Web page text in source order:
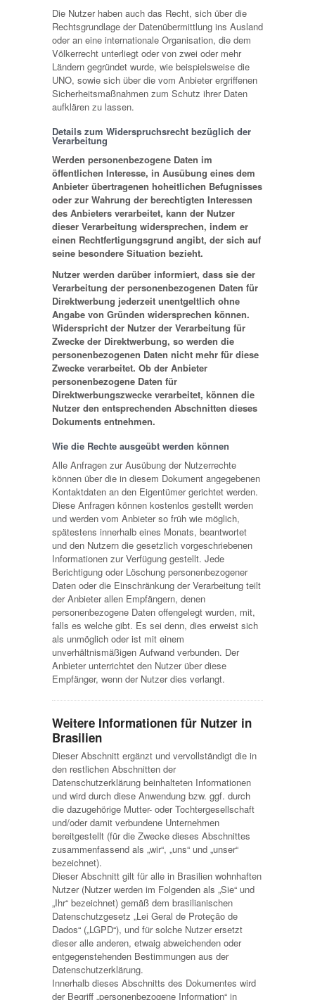
Die Nutzer haben auch das Recht, sich über die
Rechtsgrundlage der Datenübermittlung ins Ausland
oder an eine internationale Organisation, die dem
Völkerrecht unterliegt oder von zwei oder mehr
Ländern gegründet wurde, wie beispielsweise die
UNO, sowie sich über die vom Anbieter ergriffenen
Sicherheitsmaßnahmen zum Schutz ihrer Daten
aufklären zu lassen.
Details zum Widerspruchsrecht bezüglich der
Verarbeitung
Werden personenbezogene Daten im
öffentlichen Interesse, in Ausübung eines dem
Anbieter übertragenen hoheitlichen Befugnisses
oder zur Wahrung der berechtigten Interessen
des Anbieters verarbeitet, kann der Nutzer
dieser Verarbeitung widersprechen, indem er
einen Rechtfertigungsgrund angibt, der sich auf
seine besondere Situation bezieht.
Nutzer werden darüber informiert, dass sie der
Verarbeitung der personenbezogenen Daten für
Direktwerbung jederzeit unentgeltlich ohne
Angabe von Gründen widersprechen können.
Widerspricht der Nutzer der Verarbeitung für
Zwecke der Direktwerbung, so werden die
personenbezogenen Daten nicht mehr für diese
Zwecke verarbeitet. Ob der Anbieter
personenbezogene Daten für
Direktwerbungszwecke verarbeitet, können die
Nutzer den entsprechenden Abschnitten dieses
Dokuments entnehmen.
Wie die Rechte ausgeübt werden können
Alle Anfragen zur Ausübung der Nutzerrechte
können über die in diesem Dokument angegebenen
Kontaktdaten an den Eigentümer gerichtet werden.
Diese Anfragen können kostenlos gestellt werden
und werden vom Anbieter so früh wie möglich,
spätestens innerhalb eines Monats, beantwortet
und den Nutzern die gesetzlich vorgeschriebenen
Informationen zur Verfügung gestellt. Jede
Berichtigung oder Löschung personenbezogener
Daten oder die Einschränkung der Verarbeitung teilt
der Anbieter allen Empfängern, denen
personenbezogene Daten offengelegt wurden, mit,
falls es welche gibt. Es sei denn, dies erweist sich
als unmöglich oder ist mit einem
unverhältnismäßigen Aufwand verbunden. Der
Anbieter unterrichtet den Nutzer über diese
Empfänger, wenn der Nutzer dies verlangt.
Weitere Informationen für Nutzer in
Brasilien
Dieser Abschnitt ergänzt und vervollständigt die in
den restlichen Abschnitten der
Datenschutzerklärung beinhalteten Informationen
und wird durch diese Anwendung bzw. ggf. durch
die dazugehörige Mutter- oder Tochtergesellschaft
und/oder damit verbundene Unternehmen
bereitgestellt (für die Zwecke dieses Abschnittes
zusammenfassend als „wir“, „uns“ und „unser“
bezeichnet).
Dieser Abschnitt gilt für alle in Brasilien wohnhaften
Nutzer (Nutzer werden im Folgenden als „Sie“ und
„Ihr“ bezeichnet) gemäß dem brasilianischen
Datenschutzgesetz „Lei Geral de Proteção de
Dados“ („LGPD“), und für solche Nutzer ersetzt
dieser alle anderen, etwaig abweichenden oder
entgegenstehenden Bestimmungen aus der
Datenschutzerklärung.
Innerhalb dieses Abschnitts des Dokumentes wird
der Begriff „personenbezogene Information“ in